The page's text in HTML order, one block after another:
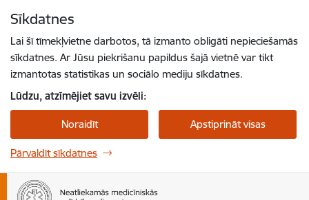
Sīkdatnes
Lai šī tīmekļvietne darbotos, tā izmanto obligāti nepieciešamās
sīkdatnes. Ar Jūsu piekrišanu papildus šajā vietnē var tikt
izmantotas statistikas un sociālo mediju sīkdatnes.
Lūdzu, atzīmējiet savu izvēli:
Noraidīt Apstiprināt visas
Pārvaldīt sīkdatnes